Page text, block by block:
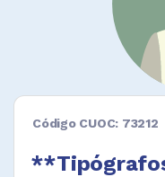
Código CUOC: 73212